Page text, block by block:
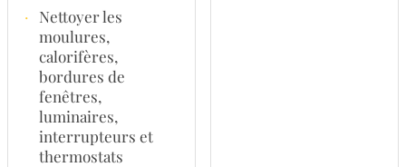
· Nettoyer les
moulures,
calorifères,
bordures de
fenêtres,
luminaires,
interrupteurs et
thermostats